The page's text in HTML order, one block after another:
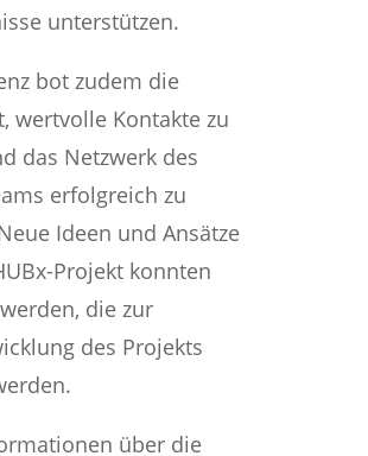
unterstützen.
bot zudem die
wertvolle Kontakte zu
das Netzwerk des
erfolgreich zu
Ideen und Ansätze
Projekt konnten
die zur
des Projekts
über die